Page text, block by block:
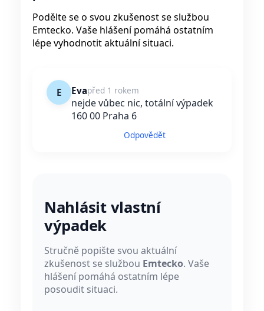
Podělte se o svou zkušenost se službou
Emtecko. Vaše hlášení pomáhá ostatním
lépe vyhodnotit aktuální situaci.
E Evapřed 1 rokem
nejde vůbec nic, totální výpadek
160 00 Praha 6
Odpovědět
Nahlásit vlastní
výpadek
Stručně popište svou aktuální
zkušenost se službou Emtecko. Vaše
hlášení pomáhá ostatním lépe
posoudit situaci.